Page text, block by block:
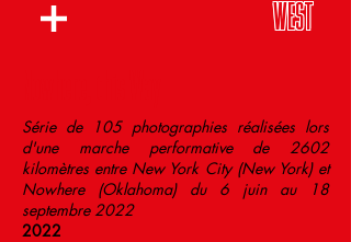
WEST
Série de 105 photographies réalisées lors
d'une marche performative de 2602
kilomètres entre New York City (New York) et
Nowhere (Oklahoma) du 6 juin au 18
septembre 2022
2022